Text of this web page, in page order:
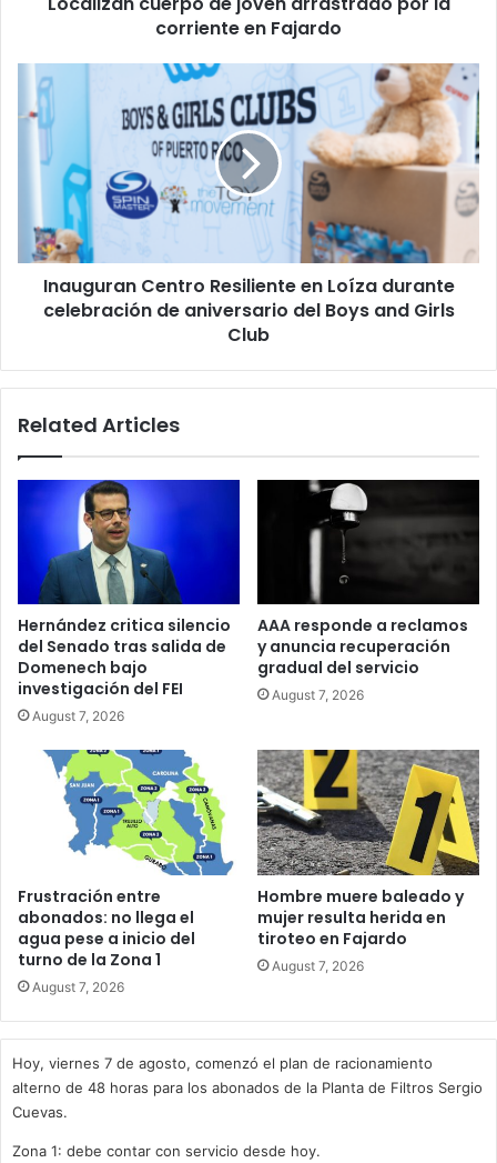
corriente en Fajardo
Inauguran
Centro
Resiliente
Loíza
celebración
de
aniversario
Boys
Club
Inauguran Centro Resiliente en Loíza durante
celebración de aniversario del Boys and Girls
Club
Related Articles
Hernández critica silencio
del Senado tras salida de
Domenech bajo
investigación del FEI
August 7, 2026
AAA responde a reclamos
y anuncia recuperación
gradual del servicio
August 7, 2026
Frustración entre
abonados: no llega el
agua pese a inicio del
turno de la Zona 1
August 7, 2026
Hombre muere baleado y
mujer resulta herida en
tiroteo en Fajardo
August 7, 2026
Hoy, viernes 7 de agosto, comenzó el plan de racionamiento
alterno de 48 horas para los abonados de la Planta de Filtros Sergio
Cuevas.
Zona 1: debe contar con servicio desde hoy.